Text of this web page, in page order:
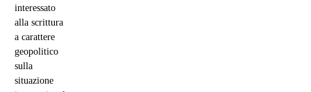
interessato
alla scrittura
a carattere
geopolitico
sulla
situazione